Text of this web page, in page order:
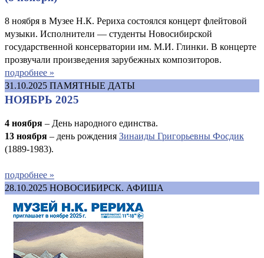
8 ноября в Музее Н.К. Рериха состоялся концерт флейтовой
музыки. Исполнители — студенты Новосибирской
государственной консерватории им. М.И. Глинки. В концерте
прозвучали произведения зарубежных композиторов.
подробнее »
31.10.2025 ПАМЯТНЫЕ ДАТЫ
НОЯБРЬ 2025
4 ноября – День народного единства.
13 ноября – день рождения Зинаиды Григорьевны Фосдик
(1889-1983).
подробнее »
28.10.2025 НОВОСИБИРСК. АФИША